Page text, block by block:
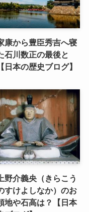
康から豊臣秀吉へ寝
石川数正の最後と
日本の歴史ブログ】
野介義央（きらこう
すけよしなか）のお
地や石高は？【日本